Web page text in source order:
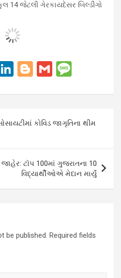
14 જેટલી ગેરકાયદેસર બિલ્ડીંગો
Li
ke
dI
n
Bl
g
g
er
G
ail s
a
g
e
કોવિડ જાગૃતિના થીમ
ટૉપ 100માં ગુજરાતના 10
વિદ્યાર્થીઓએ મેદાન માર્યું
be published. Required fields